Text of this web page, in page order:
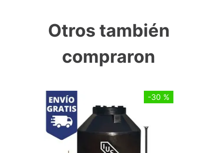
Otros también
compraron
-30 %